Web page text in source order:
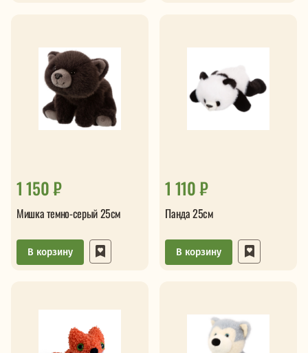
1 150 ₽
Мишка темно-серый 25см
В корзину
1 110 ₽
Панда 25см
В корзину